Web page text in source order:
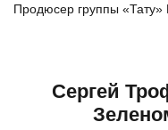
Продюсер группы
Сергей